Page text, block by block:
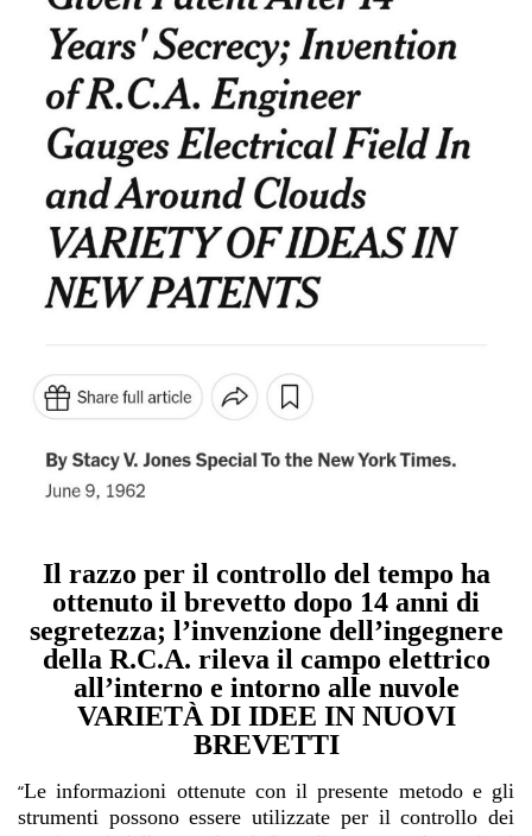
Il razzo per il controllo del tempo ha
ottenuto il brevetto dopo 14 anni di
segretezza; l’invenzione dell’ingegnere
della R.C.A. rileva il campo elettrico
all’interno e intorno alle nuvole
VARIETÀ DI IDEE IN NUOVI
BREVETTI
“Le informazioni ottenute con il presente metodo e gli
strumenti possono essere utilizzate per il controllo dei